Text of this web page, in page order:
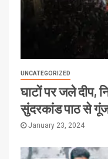
UNCATEGORIZED
घाटों पर जले दीप,
सुंदरकांड पाठ से
January 23, 2024